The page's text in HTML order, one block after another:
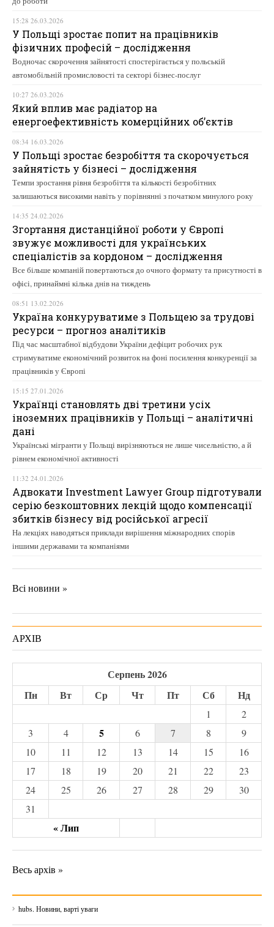
15:28 26.03.2026
У Польщі зростає попит на працівників
фізичних професій – дослідження
Водночас скорочення зайнятості спостерігається у польській
автомобільній промисловості та секторі бізнес-послуг
10:27 26.03.2026
Який вплив має радіатор на
енергоефективність комерційних об’єктів
08:34 16.03.2026
У Польщі зростає безробіття та скорочується
зайнятість у бізнесі – дослідження
Темпи зростання рівня безробіття та кількості безробітних
залишаються високими навіть у порівнянні з початком минулого року
14:35 24.02.2026
Згортання дистанційної роботи у Європі
звужує можливості для українських
спеціалістів за кордоном – дослідження
Все більше компаній повертаються до очного формату та присутності в
офісі, принаймні кілька днів на тиждень
08:51 13.02.2026
Україна конкуруватиме з Польщею за трудові
ресурси – прогноз аналітиків
Під час масштабної відбудови України дефіцит робочих рук
стримуватиме економічний розвиток на фоні посилення конкуренції за
працівників у Європі
15:15 27.01.2026
Українці становлять дві третини усіх
іноземних працівників у Польщі – аналітичні
дані
Українські мігранти у Польщі вирізняються не лише чисельністю, а й
рівнем економічної активності
11:32 24.01.2026
Адвокати Investment Lawyer Group підготували
серію безкоштовних лекцій щодо компенсації
збитків бізнесу від російської агресії
На лекціях наводяться приклади вирішення міжнародних спорів
іншими державами та компаніями
Всі новини »
АРХІВ
Серпень 2026
Пн
Вт Ср Чт Пт Сб Нд
« Лип
1
2
3
4 5 6 7 8
9
10
11 12 13 14 15
16
17
18 19 20 21 22
23
24
25 26 27 28 29
30
31
Весь архів »
hubs. Новини, варті уваги